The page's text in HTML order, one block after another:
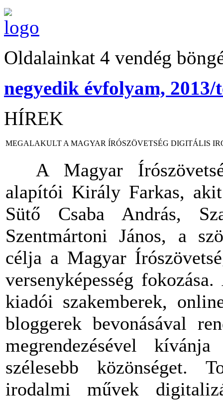
Oldalainkat 4 vendég
negyedik évfolyam, 2013/
HÍREK
MEGALAKULT A MAGYAR ÍRÓSZÖVETSÉG DIGITÁLIS
A Magyar
alapítói Király Farkas,
Sütő Csaba András,
Szentmártoni János, a
célja a Magyar
versenyképesség
kiadói szakemberek,
bloggerek bevonásával
megrendezésével
szélesebb közönséget.
irodalmi művek